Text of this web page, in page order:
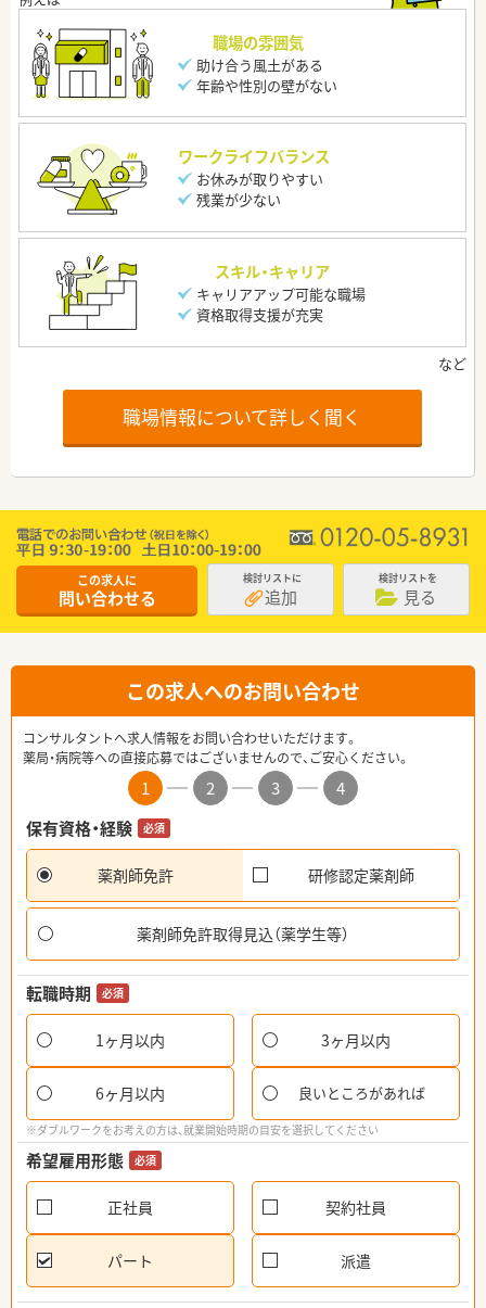
職場の雰囲気
助け合う風土がある
年齢や性別の壁がない
ワークライフバランス
お休みが取りやすい
残業が少ない
スキル・キャリア
キャリアアップ可能な職場
資格取得支援が充実
職場情報について詳しく聞く
この求人に
問い合わせる
検討リストに
追加
検討リストを
見る
この求人へのお問い合わせ
コンサルタントへ求人情報をお問い合わせいただけます。
薬局・病院等への直接応募ではございませんので、ご安心ください。
1 2 3
4
保有資格・経験
必須
薬剤師免許 研修認定薬剤師
薬剤師免許取得見込（薬学生等）
転職時期 必須
1ヶ月以内 3ヶ月以内
6ヶ月以内 良いところがあれば
※ダブルワークをお考えの方は、就業開始時期の目安を選択してください
希望雇用形態 必須
正社員 契約社員
パート 派遣